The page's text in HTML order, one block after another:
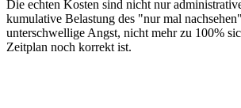
Die echten Kosten sind nicht nur
kumulative Belastung des "nur mal
unterschwellige Angst, nicht mehr zu 100%
Zeitplan noch korrekt ist.